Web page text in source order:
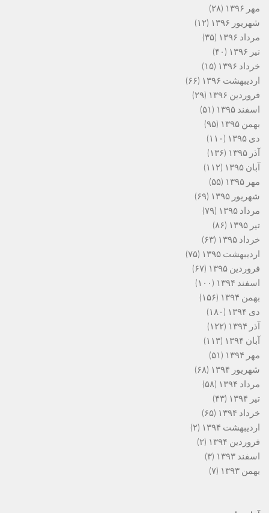
مهر ۱۳۹۶
(۲۸)
شهریور ۱۳۹۶
(۱۲)
مرداد ۱۳۹۶
(۳۵)
تیر ۱۳۹۶
(۴۰)
خرداد ۱۳۹۶
(۱۵)
اردیبهشت ۱۳۹۶
(۶۶)
فروردین ۱۳۹۶
(۲۹)
اسفند ۱۳۹۵
(۵۱)
بهمن ۱۳۹۵
(۹۵)
دی ۱۳۹۵
(۱۱۰)
آذر ۱۳۹۵
(۱۳۶)
آبان ۱۳۹۵
(۱۱۲)
مهر ۱۳۹۵
(۵۵)
شهریور ۱۳۹۵
(۶۹)
مرداد ۱۳۹۵
(۷۹)
تیر ۱۳۹۵
(۸۶)
خرداد ۱۳۹۵
(۶۳)
اردیبهشت ۱۳۹۵
(۷۵)
فروردین ۱۳۹۵
(۶۷)
اسفند ۱۳۹۴
(۱۰۰)
بهمن ۱۳۹۴
(۱۵۶)
دی ۱۳۹۴
(۱۸۰)
آذر ۱۳۹۴
(۱۲۲)
آبان ۱۳۹۴
(۱۱۳)
مهر ۱۳۹۴
(۵۱)
شهریور ۱۳۹۴
(۶۸)
مرداد ۱۳۹۴
(۵۸)
تیر ۱۳۹۴
(۴۳)
خرداد ۱۳۹۴
(۶۵)
اردیبهشت ۱۳۹۴
(۲)
فروردین ۱۳۹۴
(۲)
اسفند ۱۳۹۳
(۳)
بهمن ۱۳۹۳
(۷)